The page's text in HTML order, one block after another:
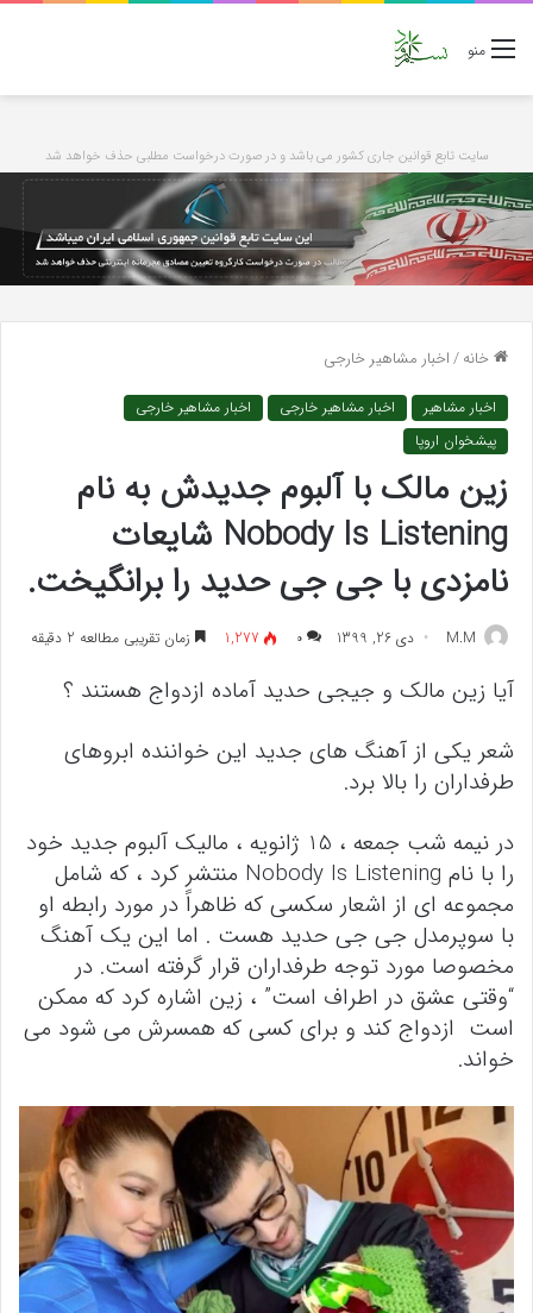
منو
سایت تابع قوانین جاری کشور می باشد و در صورت درخواست مطلبی حذف خواهد شد
خانه/اخبار مشاهیر خارجی
اخبار مشاهیر اخبار مشاهیر خارجی
اخبار مشاهیر خارجی
پیشخوان اروپا
زین مالک با آلبوم جدیدش به نام
Nobody Is Listening شایعات
نامزدی با جی جی حدید را برانگیخت.
M.M دی 26, 1399 ۰ 1,277 زمان تقریبی مطالعه 2 دقیقه
آیا زین مالک و جیجی حدید آماده ازدواج هستند ؟
شعر یکی از آهنگ های جدید این خواننده ابروهای
طرفداران را بالا برد.
در نیمه شب جمعه ، 15 ژانویه ، مالیک آلبوم جدید خود
را با نام Nobody Is Listening منتشر کرد ، که شامل
مجموعه ای از اشعار سکسی که ظاهراً در مورد رابطه او
با سوپرمدل جی جی حدید هست . اما این یک آهنگ
مخصوصا مورد توجه طرفداران قرار گرفته است. در
“وقتی عشق در اطراف است” ، زین اشاره کرد که ممکن
است ازدواج کند و برای کسی که همسرش می شود می
خواند.